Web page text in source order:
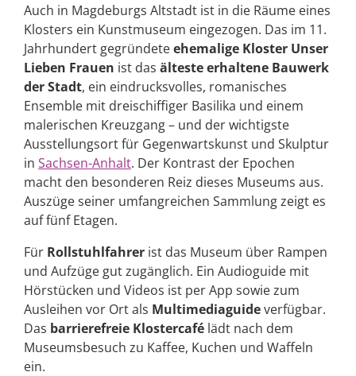
Auch in Magdeburgs Altstadt ist in die Räume eines
Klosters ein Kunstmuseum eingezogen. Das im 11.
Jahrhundert gegründeteehemalige Kloster Unser
Lieben Frauen ist das älteste erhaltene Bauwerk
der Stadt, ein eindrucksvolles, romanisches
Ensemble mit dreischiffiger Basilika und einem
malerischen Kreuzgang – und der wichtigste
Ausstellungsort für Gegenwartskunst und Skulptur
in Sachsen-Anhalt. Der Kontrast der Epochen
macht den besonderen Reiz dieses Museums aus.
Auszüge seiner umfangreichen Sammlung zeigt es
auf fünf Etagen.
Für Rollstuhlfahrer ist das Museum über Rampen
und Aufzüge gut zugänglich. Ein Audioguide mit
Hörstücken und Videos ist per App sowie zum
Ausleihen vor Ort als Multimediaguideverfügbar.
Das barrierefreie Klostercafé lädt nach dem
Museumsbesuch zu Kaffee, Kuchen und Waffeln
ein.